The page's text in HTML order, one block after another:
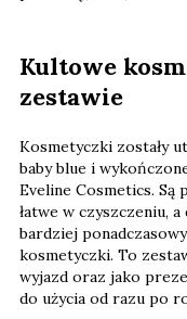
Kultowe
zestawie
Kosmetyczki zostały
baby blue i
Eveline Cosmetics. Są
łatwe w czyszczeniu,
bardziej
kosmetyczki. To
wyjazd oraz jako
do użycia od razu po